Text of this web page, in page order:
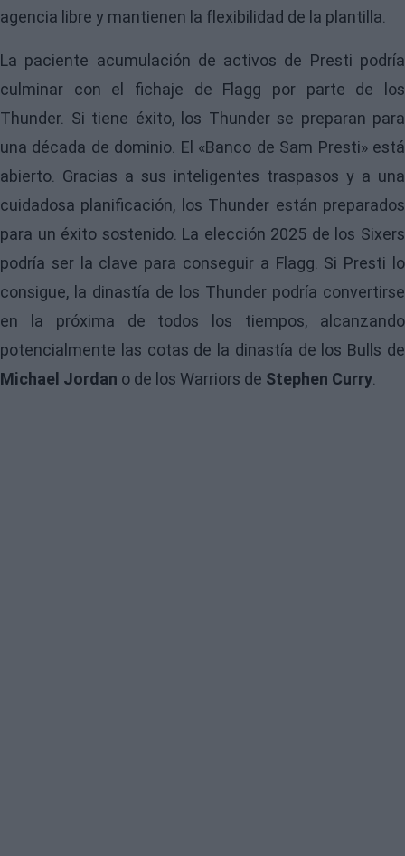
agencia libre y mantienen la flexibilidad de la plantilla.
La paciente acumulación de activos de Presti podría
culminar con el fichaje de Flagg por parte de los
Thunder. Si tiene éxito, los Thunder se preparan para
una década de dominio. El «Banco de Sam Presti» está
abierto. Gracias a sus inteligentes traspasos y a una
cuidadosa planificación, los Thunder están preparados
para un éxito sostenido. La elección 2025 de los Sixers
podría ser la clave para conseguir a Flagg. Si Presti lo
consigue, la dinastía de los Thunder podría convertirse
en la próxima de todos los tiempos, alcanzando
potencialmente las cotas de la dinastía de los Bulls de
Michael Jordan o de los Warriors de Stephen Curry.